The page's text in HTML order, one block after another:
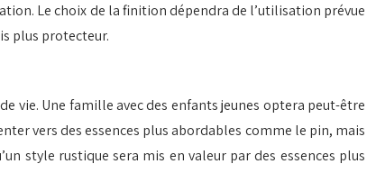
Le choix de la finition dépendra de l’utilisation prévue
plus protecteur.
vie. Une famille avec des enfants jeunes optera peut-être
vers des essences plus abordables comme le pin, mais
style rustique sera mis en valeur par des essences plus